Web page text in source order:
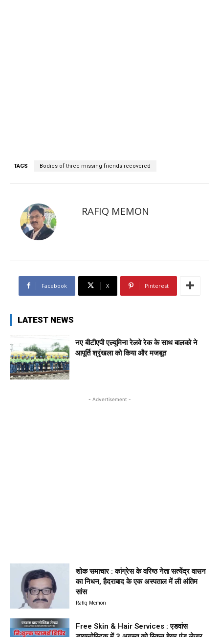
TAGS Bodies of three missing friends recovered
RAFIQ MEMON
Facebook X Pinterest
LATEST NEWS
नए बीटीएपी एल्यूमिना रेलवे रेक के साथ बालको ने
आपूर्ति श्रृंखला को किया और मजबूत
- Advertisement -
शोक समाचार : कांग्रेस के वरिष्ठ नेता सत्येंद्र वासन
का निधन, हैदराबाद के एक अस्पताल में ली अंतिम
सांस
Rafiq Memon
Free Skin & Hair Services : एडवांस